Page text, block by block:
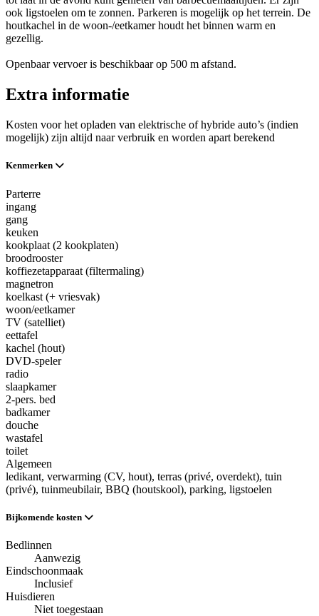
ook ligstoelen om te zonnen. Parkeren is mogelijk op het terrein. De
houtkachel in de woon-/eetkamer houdt het binnen warm en
gezellig.
Openbaar vervoer is beschikbaar op 500 m afstand.
Extra informatie
Kosten voor het opladen van elektrische of hybride auto’s (indien
mogelijk) zijn altijd naar verbruik en worden apart berekend
Kenmerken
Parterre
ingang
gang
keuken
kookplaat (2 kookplaten)
broodrooster
koffiezetapparaat (filtermaling)
magnetron
koelkast (+ vriesvak)
woon/eetkamer
TV (satelliet)
eettafel
kachel (hout)
DVD-speler
radio
slaapkamer
2-pers. bed
badkamer
douche
wastafel
toilet
Algemeen
ledikant, verwarming (CV, hout), terras (privé, overdekt), tuin
(privé), tuinmeubilair, BBQ (houtskool), parking, ligstoelen
Bijkomende kosten
Bedlinnen
Aanwezig
Eindschoonmaak
Inclusief
Huisdieren
Niet toegestaan